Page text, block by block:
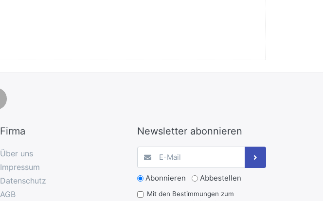
Firma
Über uns
Impressum
Datenschutz
AGB
Newsletter abonnieren
Abonnieren Abbestellen
Mit den Bestimmungen zum